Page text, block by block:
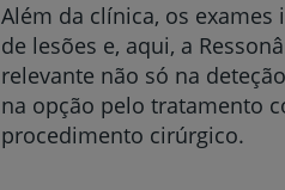
Além da clínica, os
de lesões e, aqui, a
relevante não só na
na opção pelo tratamento
procedimento cirúrgico.